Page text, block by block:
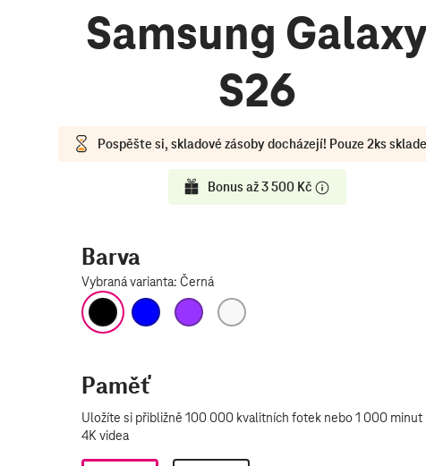
Samsung
S26
Pospěšte si, skladové zásoby docházejí! Pouze 2ks
Bonus až 3 500 Kč
Barva
Vybraná varianta: Černá
Černá
Modrá Fialová
Paměť